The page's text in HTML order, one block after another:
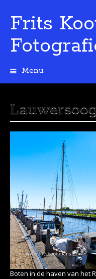
Frits
Menu
inhoud
Boten in de haven van het